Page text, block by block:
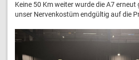
Keine 50 Km weiter wurde die A7
unser Nervenkostüm endgültig auf die